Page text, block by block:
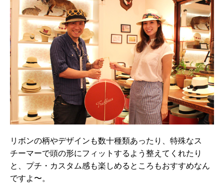
リボンの柄やデザインも数十種類あったり、特殊なス
チーマーで頭の形にフィットするよう整えてくれたり
と、プチ・カスタム感も楽しめるところもおすすめなん
ですよ〜。